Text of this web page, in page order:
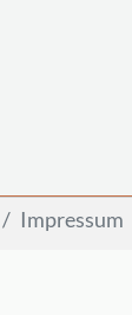
Impressum